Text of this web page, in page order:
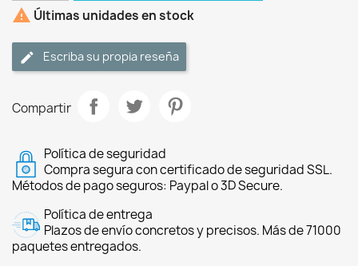
 Últimas unidades en stock
Escriba su propia reseña
Compartir
Política de seguridad
Compra segura con certificado de seguridad SSL.
Métodos de pago seguros: Paypal o 3D Secure.
Política de entrega
Plazos de envío concretos y precisos. Más de 71000
paquetes entregados.